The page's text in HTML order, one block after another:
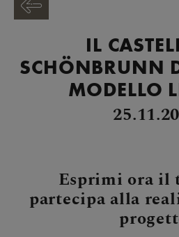
IL
SCHÖNBRUNN
MODELLO
Esprimi ora il
partecipa alla